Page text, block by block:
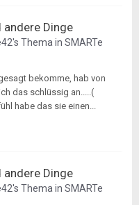
andere Dinge
's Thema in SMARTe
bekomme, hab von
das schlüssig an.....(
habe das sie einen...
andere Dinge
's Thema in SMARTe